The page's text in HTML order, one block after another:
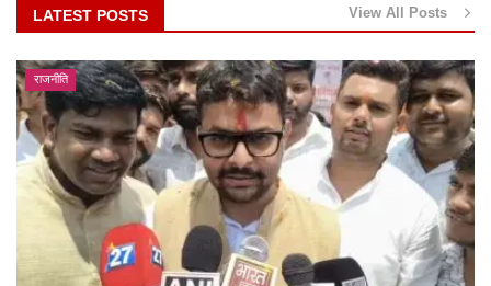
LATEST POSTS View All Posts
राजनीति